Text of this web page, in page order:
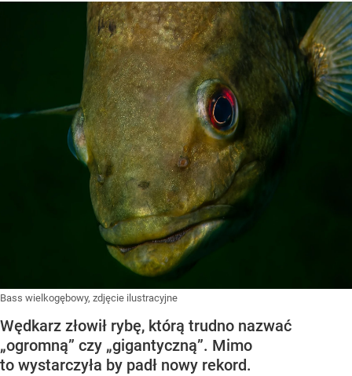
Bass wielkogębowy, zdjęcie ilustracyjne
Wędkarz złowił rybę, którą trudno nazwać
„ogromną” czy „gigantyczną”. Mimo
to wystarczyła by padł nowy rekord.